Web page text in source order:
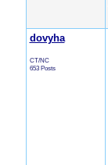
dovyha
CT/NC
653 Posts